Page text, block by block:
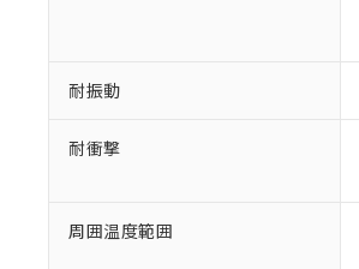
耐振動
耐衝撃
周囲温度範囲